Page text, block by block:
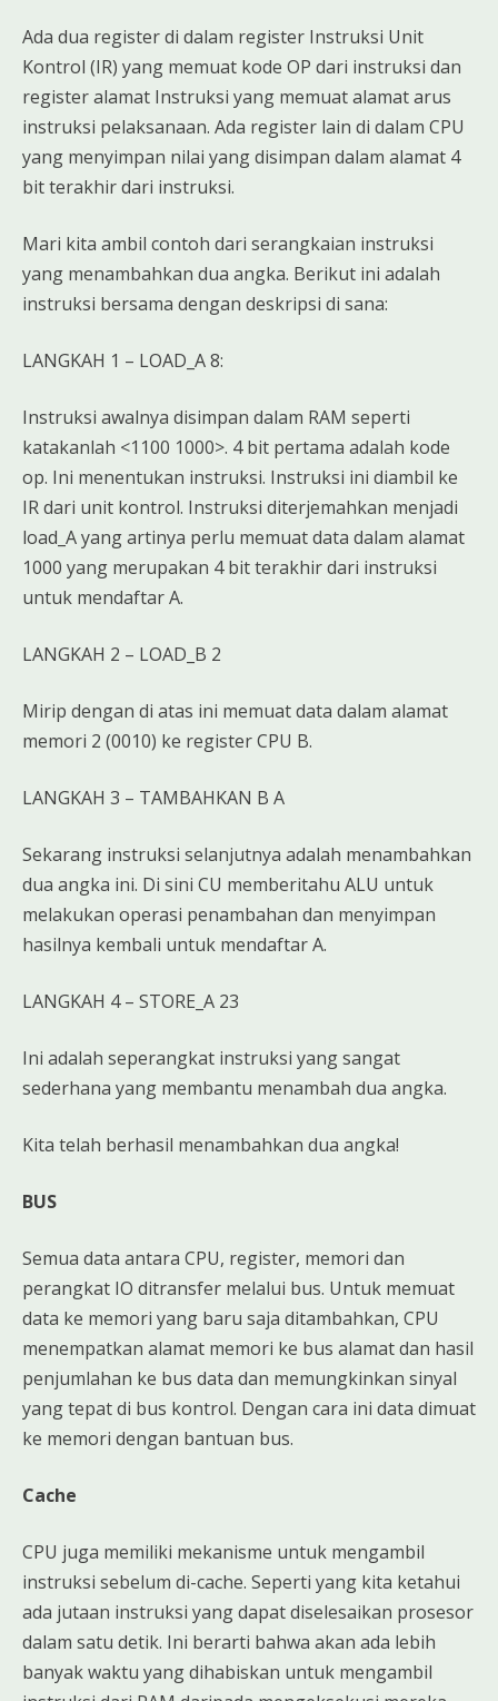
Ada dua register di dalam register Instruksi Unit
Kontrol (IR) yang memuat kode OP dari instruksi dan
register alamat Instruksi yang memuat alamat arus
instruksi pelaksanaan. Ada register lain di dalam CPU
yang menyimpan nilai yang disimpan dalam alamat 4
bit terakhir dari instruksi.
Mari kita ambil contoh dari serangkaian instruksi
yang menambahkan dua angka. Berikut ini adalah
instruksi bersama dengan deskripsi di sana:
LANGKAH 1 – LOAD_A 8:
Instruksi awalnya disimpan dalam RAM seperti
katakanlah <1100 1000>. 4 bit pertama adalah kode
op. Ini menentukan instruksi. Instruksi ini diambil ke
IR dari unit kontrol. Instruksi diterjemahkan menjadi
load_A yang artinya perlu memuat data dalam alamat
1000 yang merupakan 4 bit terakhir dari instruksi
untuk mendaftar A.
LANGKAH 2 – LOAD_B 2
Mirip dengan di atas ini memuat data dalam alamat
memori 2 (0010) ke register CPU B.
LANGKAH 3 – TAMBAHKAN B A
Sekarang instruksi selanjutnya adalah menambahkan
dua angka ini. Di sini CU memberitahu ALU untuk
melakukan operasi penambahan dan menyimpan
hasilnya kembali untuk mendaftar A.
LANGKAH 4 – STORE_A 23
Ini adalah seperangkat instruksi yang sangat
sederhana yang membantu menambah dua angka.
Kita telah berhasil menambahkan dua angka!
BUS
Semua data antara CPU, register, memori dan
perangkat IO ditransfer melalui bus. Untuk memuat
data ke memori yang baru saja ditambahkan, CPU
menempatkan alamat memori ke bus alamat dan hasil
penjumlahan ke bus data dan memungkinkan sinyal
yang tepat di bus kontrol. Dengan cara ini data dimuat
ke memori dengan bantuan bus.
Cache
CPU juga memiliki mekanisme untuk mengambil
instruksi sebelum di-cache. Seperti yang kita ketahui
ada jutaan instruksi yang dapat diselesaikan prosesor
dalam satu detik. Ini berarti bahwa akan ada lebih
banyak waktu yang dihabiskan untuk mengambil